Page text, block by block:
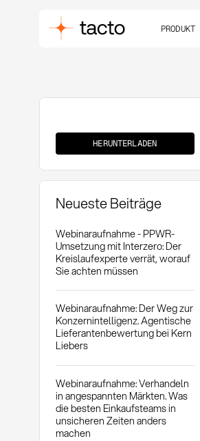
PRODUKT
mit
Prüfung
HERUNTERLADEN
Neueste Beiträge
Webinaraufnahme - PPWR-
Umsetzung mit Interzero: Der
Kreislaufexperte verrät, worauf
Sie achten müssen
Webinaraufnahme: Der Weg zur
Konzernintelligenz. Agentische
Lieferantenbewertung bei Kern
Liebers
Webinaraufnahme: Verhandeln
in angespannten Märkten. Was
die besten Einkaufsteams in
unsicheren Zeiten anders
machen